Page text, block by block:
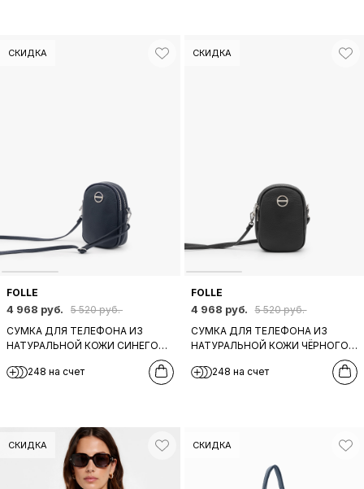
СКИДКА
FOLLE
4 968 руб.
5 520 руб.
СУМКА ДЛЯ ТЕЛЕФОНА ИЗ
НАТУРАЛЬНОЙ КОЖИ СИНЕГО
ЦВЕТА С КРУГЛОЙ ФИРМЕННОЙ
ФУРНИТУРОЙ ОТ FOLLE
248 на счет
СКИДКА
FOLLE
4 968 руб.
5 520 руб.
СУМКА ДЛЯ ТЕЛЕФОНА ИЗ
НАТУРАЛЬНОЙ КОЖИ ЧЁРНОГО
ЦВЕТА С КРУГЛОЙ ФИРМЕННОЙ
ФУРНИТУРОЙ ОТ FOLLE
248 на счет
СКИДКА СКИДКА